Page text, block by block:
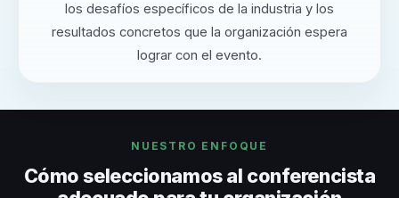
los desafíos específicos de la industria y los
resultados concretos que la organización espera
lograr con el evento.
NUESTRO ENFOQUE
Cómo seleccionamos al conferencista